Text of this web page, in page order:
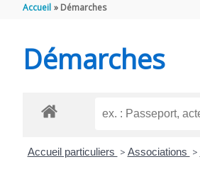
Accueil Démarches
Démarches
Accueil particuliers > Associations >